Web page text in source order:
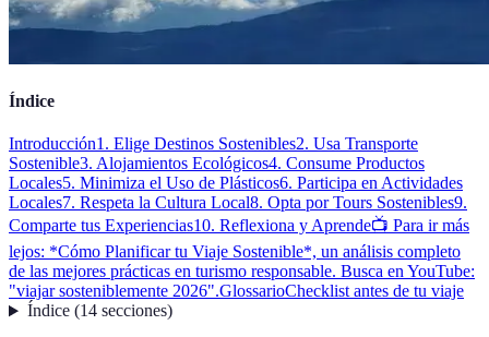
Índice
Introducción1. Elige Destinos Sostenibles2. Usa Transporte
Sostenible3. Alojamientos Ecológicos4. Consume Productos
Locales5. Minimiza el Uso de Plásticos6. Participa en Actividades
Locales7. Respeta la Cultura Local8. Opta por Tours Sostenibles9.
Comparte tus Experiencias10. Reflexiona y Aprende📺 Para ir más
lejos: *Cómo Planificar tu Viaje Sostenible*, un análisis completo
de las mejores prácticas en turismo responsable. Busca en YouTube:
"viajar sosteniblemente 2026".GlossarioChecklist antes de tu viaje
Índice(14 secciones)